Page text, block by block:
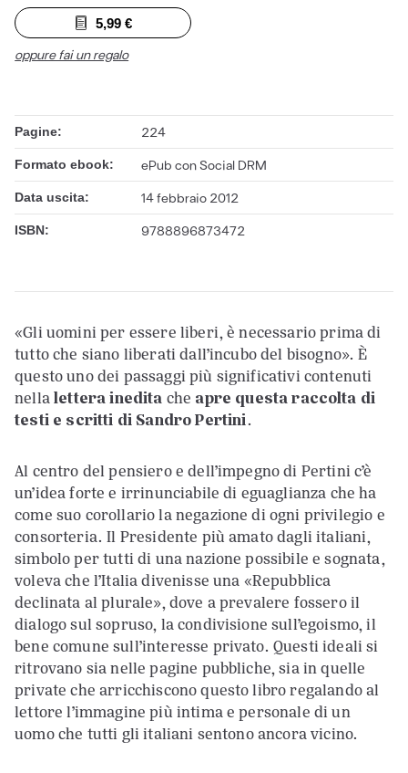
5,99€
oppure fai un regalo
Pagine: 224
Formato ebook: ePub con Social DRM
Data uscita: 14 febbraio 2012
ISBN: 9788896873472
«Gli uomini per essere liberi, è necessario prima di
tutto che siano liberati dall’incubo del bisogno». È
questo uno dei passaggi più significativi contenuti
nellalettera inedita che apre questaraccolta di
testi e scritti di Sandro Pertini.
Al centro del pensiero e dell’impegno di Pertini c’è
un’idea forte e irrinunciabile di eguaglianza che ha
come suo corollario la negazione di ogni privilegio e
consorteria. Il Presidente più amato dagli italiani,
simbolo per tutti di una nazione possibile e sognata,
voleva che l’Italia divenisse una «Repubblica
declinata al plurale», dove a prevalere fossero il
dialogo sul sopruso, la condivisione sull’egoismo, il
bene comune sull’interesse privato. Questi ideali si
ritrovano sia nelle pagine pubbliche, sia in quelle
private che arricchiscono questo libro regalando al
lettore l’immagine più intima e personale di un
uomo che tutti gli italiani sentono ancora vicino.